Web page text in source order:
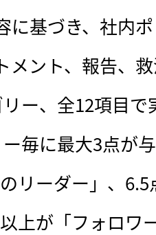
に基づき、社内
メント、報告、
ー、全12項目
毎に最大3点が
リーダー」、
上が「フォロワ